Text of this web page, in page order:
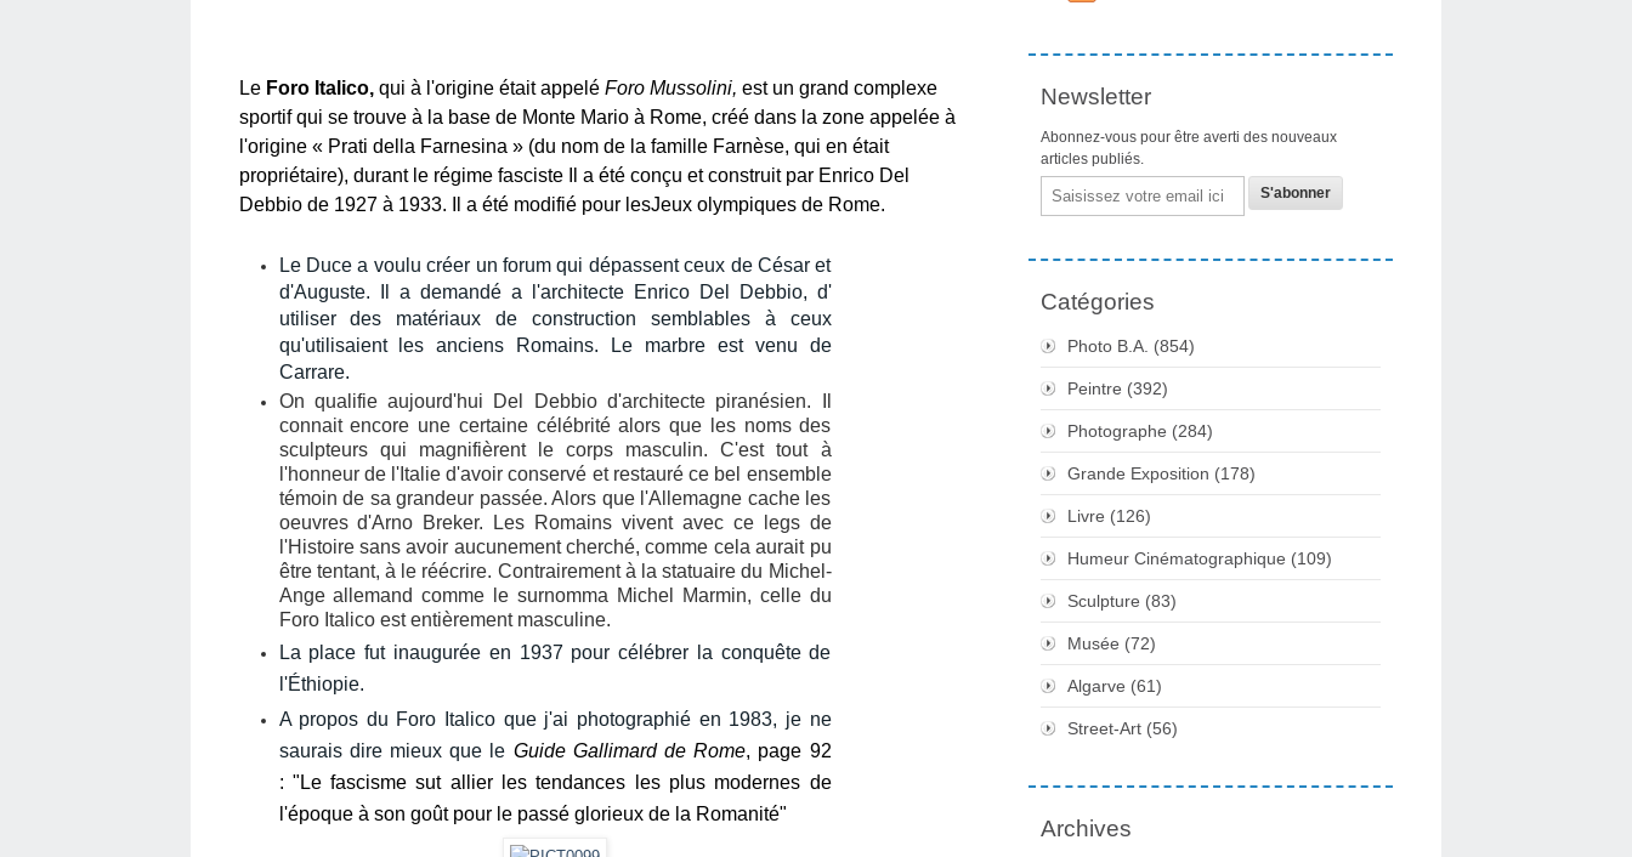
Le Foro Italico, qui à l'origine était appelé Foro Mussolini, est un grand complexe
sportif qui se trouve à la base de Monte Mario à Rome, créé dans la zone appelée à
l'origine « Prati della Farnesina » (du nom de la famille Farnèse, qui en était
propriétaire), durant le régime fasciste Il a été conçu et construit par Enrico Del
Debbio de 1927 à 1933. Il a été modifié pour lesJeux olympiques de Rome.
Le Duce a voulu créer un forum qui dépassent ceux de César et
d'Auguste.
Il a demandé a l'architecte Enrico Del Debbio, d'
utiliser des matériaux de construction semblables à ceux
qu'utilisaient les anciens Romains.
Le marbre est venu de
Carrare.
On qualifie aujourd'hui Del Debbio d'architecte piranésien. Il
connait encore une certaine célébrité alors que les noms des
sculpteurs qui magnifièrent le corps masculin. C'est tout à
l'honneur de l'Italie d'avoir conservé et restauré ce bel ensemble
témoin de sa grandeur passée. Alors que l'Allemagne cache les
oeuvres d'Arno Breker.
Les Romains vivent avec ce legs de
l'Histoire sans avoir aucunement cherché, comme cela aurait pu
être tentant, à le réécrire. Contrairement à la statuaire du Michel-
Ange allemand comme le surnomma Michel Marmin, celle du
Foro Italico est entièrement masculine.
La place fut inaugurée en 1937 pour célébrer la conquête de
l'Éthiopie.
A propos du Foro Italico que j'ai photographié en 1983, je ne
saurais dire mieux que le Guide Gallimard de Rome, page 92
: "Le fascisme sut allier les tendances les plus modernes de
l'époque à son goût pour le passé glorieux de la Romanité"
Newsletter
Abonnez-vous pour être averti des nouveaux
articles publiés.
Email
Catégories
Photo B.a. (854)
Peintre (392)
Photographe (284)
Grande Exposition (178)
Livre (126)
Humeur Cinématographique (109)
Sculpture (83)
Musée (72)
Algarve (61)
Street-Art (56)
Archives